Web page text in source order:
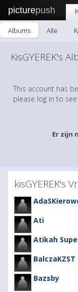
picturepush
Albums Alle
KisGYEREK's
This account has
please log in to
Er zijn
kisGYEREK's
Ati
Atikah
BalczaKZST
Bazsby